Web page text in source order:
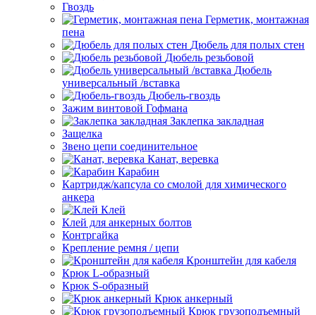
Гвоздь
Герметик, монтажная
пена
Дюбель для полых стен
Дюбель резьбовой
Дюбель
универсальный /вставка
Дюбель-гвоздь
Зажим винтовой Гофмана
Заклепка закладная
Защелка
Звено цепи соединительное
Канат, веревка
Карабин
Картридж/капсула со смолой для химического
анкера
Клей
Клей для анкерных болтов
Контргайка
Крепление ремня / цепи
Кронштейн для кабеля
Крюк L-образный
Крюк S-образный
Крюк анкерный
Крюк грузоподъемный